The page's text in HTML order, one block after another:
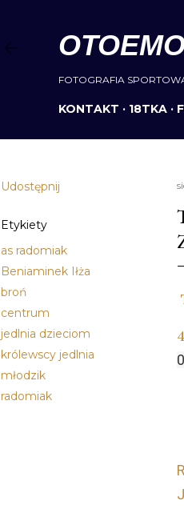
FOTOGRAFIA
KONTAKT 18TKA
Udostępnij
Etykiety
as radomiak
Beniaminek Iłża
broń
centrum
jedlnia dzieciom
królewscy jedlnia
młodzik
radomiak